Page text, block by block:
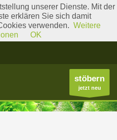
Literatur Gattungslisten
stöbern
jetzt neu
unserer Dienste. Mit der
erklären Sie sich damit
verwenden. Weitere
OK